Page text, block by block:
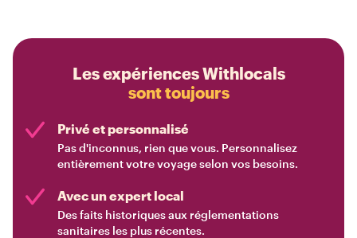
Les expériences Withlocals
sont toujours
Privé et personnalisé
Pas d'inconnus, rien que vous. Personnalisez
entièrement votre voyage selon vos besoins.
Avec un expert local
Des faits historiques aux réglementations
sanitaires les plus récentes.